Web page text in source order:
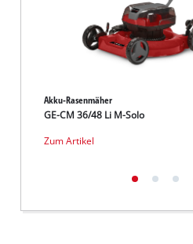
Akku-Rasenmäher
GE-CM 36/48 Li M-Solo
Zum Artikel